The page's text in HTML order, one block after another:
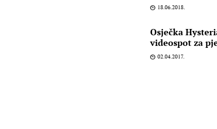
18.06.2018.
Osječka
videospot za
02.04.2017.